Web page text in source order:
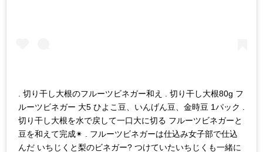
. 切り干し大根のフルーツビネガー和え . 切り干し大根80g フ
ルーツビネガー 大5 ひよこ豆、いんげん豆、金時豆 1パック .
切り干し大根を水で戻して一口大に切る フルーツビネガーと
豆を和えて完成✴︎ . フルーツビネガーは仕込み女子部で仕込
んだ いちじくと梨のビネガー? つけていたいちじくも一緒に